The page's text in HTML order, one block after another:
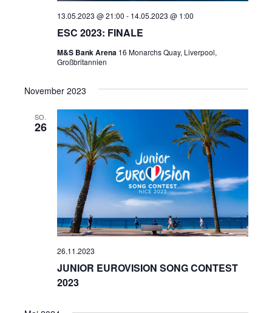
ESC 2023: FINALE
13.05.2023 @ 21:00 - 14.05.2023 @ 1:00
M&S Bank Arena 16 Monarchs Quay, Liverpool,
Großbritannien
November 2023
SO.
26
JUNIOR EUROVISION SONG CONTEST
2023
26.11.2023